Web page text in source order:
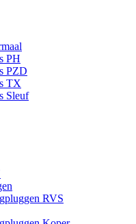
PH
PZD
TX
Sleuf
RVS